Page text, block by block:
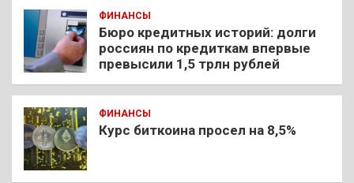
ФИНАНСЫ
Бюро кредитных историй: долги
россиян по кредиткам впервые
превысили 1,5 трлн рублей
ФИНАНСЫ
Курс биткоина просел на 8,5%